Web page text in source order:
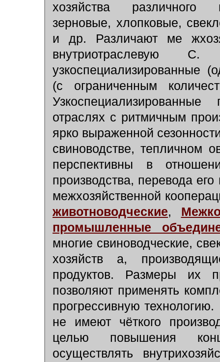
хозяйства различного
зерновые, хлопковые,
и др. Различают ме
внутриотраслевую
узкоспециализированные
(с ограниченным
отраслях с ритмичным
ярко выраженной
свиноводстве, тепличном
перспективны в
производства, перевода
межхозяйственной
животноводческие,
промышленные
многие свиноводческие,
хозяйств а,
продуктов. Размеры их
позволяют применять
прогрессивную
не имеют чёткого
целью повышения
осуществлять